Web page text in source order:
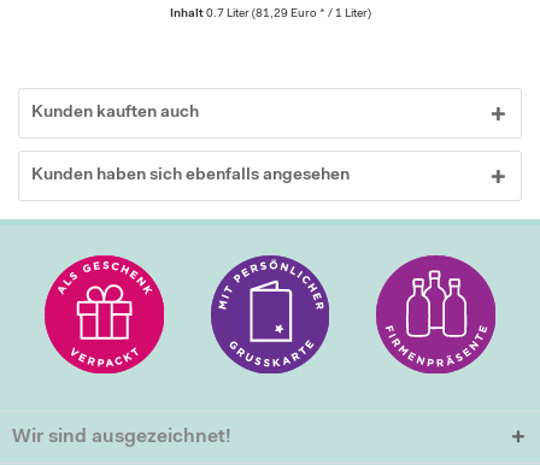
Inhalt 0.7 Liter (81,29 Euro * / 1 Liter)
Kunden kauften auch
Kunden haben sich ebenfalls angesehen
Wir sind ausgezeichnet!